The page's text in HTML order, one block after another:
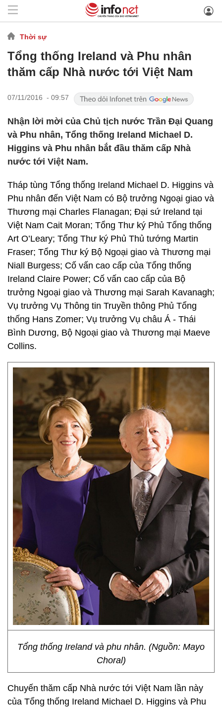
Thời sự
Tổng thống Ireland và Phu nhân
thăm cấp Nhà nước tới Việt Nam
07/11/2016 - 09:57
Nhận lời mời của Chủ tịch nước Trần Đại Quang
và Phu nhân, Tổng thống Ireland Michael D.
Higgins và Phu nhân bắt đầu thăm cấp Nhà
nước tới Việt Nam.
Tháp tùng Tổng thống Ireland Michael D. Higgins và
Phu nhân đến Việt Nam có Bộ trưởng Ngoại giao và
Thương mại Charles Flanagan; Đại sứ Ireland tại
Việt Nam Cait Moran; Tổng Thư ký Phủ Tổng thống
Art O’Leary; Tổng Thư ký Phủ Thủ tướng Martin
Fraser; Tổng Thư ký Bộ Ngoại giao và Thương mại
Niall Burgess; Cố vấn cao cấp của Tổng thống
Ireland Claire Power; Cố vấn cao cấp của Bộ
trưởng Ngoại giao và Thương mại Sarah Kavanagh;
Vụ trưởng Vụ Thông tin Truyền thông Phủ Tổng
thống Hans Zomer; Vụ trưởng Vụ châu Á - Thái
Bình Dương, Bộ Ngoại giao và Thương mại Maeve
Collins.
Tổng thống Ireland và phu nhân. (Nguồn: Mayo
Choral)
Chuyến thăm cấp Nhà nước tới Việt Nam lần này
của Tổng thống Ireland Michael D. Higgins và Phu